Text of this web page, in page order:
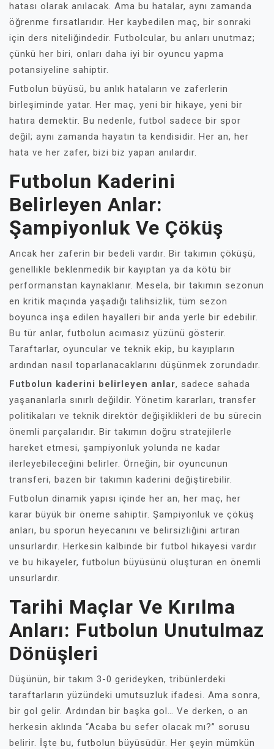
hatası olarak anılacak. Ama bu hatalar, aynı zamanda
öğrenme fırsatlarıdır. Her kaybedilen maç, bir sonraki
için ders niteliğindedir. Futbolcular, bu anları unutmaz;
çünkü her biri, onları daha iyi bir oyuncu yapma
potansiyeline sahiptir.
Futbolun büyüsü, bu anlık hataların ve zaferlerin
birleşiminde yatar. Her maç, yeni bir hikaye, yeni bir
hatıra demektir. Bu nedenle, futbol sadece bir spor
değil; aynı zamanda hayatın ta kendisidir. Her an, her
hata ve her zafer, bizi biz yapan anılardır.
Futbolun Kaderini
Belirleyen Anlar:
Şampiyonluk Ve Çöküş
Ancak her zaferin bir bedeli vardır. Bir takımın çöküşü,
genellikle beklenmedik bir kayıptan ya da kötü bir
performanstan kaynaklanır. Mesela, bir takımın sezonun
en kritik maçında yaşadığı talihsizlik, tüm sezon
boyunca inşa edilen hayalleri bir anda yerle bir edebilir.
Bu tür anlar, futbolun acımasız yüzünü gösterir.
Taraftarlar, oyuncular ve teknik ekip, bu kayıpların
ardından nasıl toparlanacaklarını düşünmek zorundadır.
Futbolun kaderini belirleyen anlar, sadece sahada
yaşananlarla sınırlı değildir. Yönetim kararları, transfer
politikaları ve teknik direktör değişiklikleri de bu sürecin
önemli parçalarıdır. Bir takımın doğru stratejilerle
hareket etmesi, şampiyonluk yolunda ne kadar
ilerleyebileceğini belirler. Örneğin, bir oyuncunun
transferi, bazen bir takımın kaderini değiştirebilir.
Futbolun dinamik yapısı içinde her an, her maç, her
karar büyük bir öneme sahiptir. Şampiyonluk ve çöküş
anları, bu sporun heyecanını ve belirsizliğini artıran
unsurlardır. Herkesin kalbinde bir futbol hikayesi vardır
ve bu hikayeler, futbolun büyüsünü oluşturan en önemli
unsurlardır.
Tarihi Maçlar Ve Kırılma
Anları: Futbolun Unutulmaz
Dönüşleri
Düşünün, bir takım 3-0 gerideyken, tribünlerdeki
taraftarların yüzündeki umutsuzluk ifadesi. Ama sonra,
bir gol gelir. Ardından bir başka gol… Ve derken, o an
herkesin aklında “Acaba bu sefer olacak mı?” sorusu
belirir. İşte bu, futbolun büyüsüdür. Her şeyin mümkün